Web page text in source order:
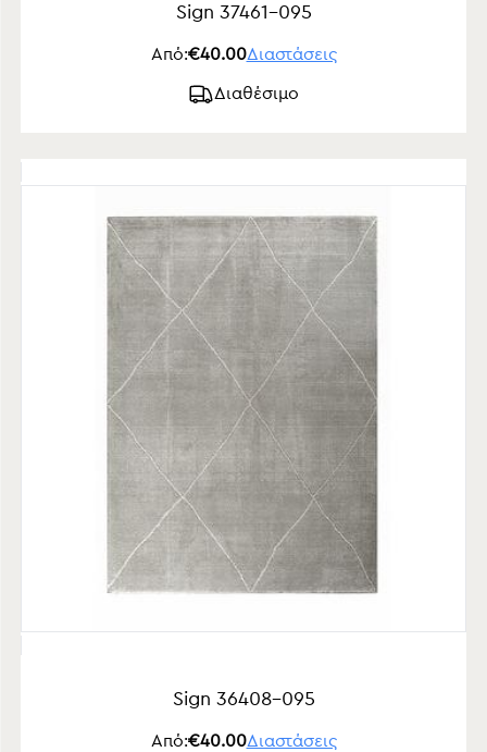
Sign 37461-095
Από:€40.00Διαστάσεις
Διαθέσιμο
Sign 36408-095
Από:€40.00Διαστάσεις